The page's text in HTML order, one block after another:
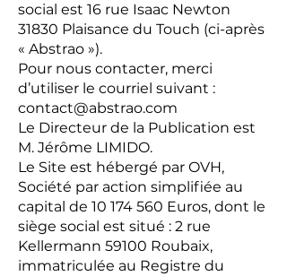
social est 16 rue Isaac Newton
31830 Plaisance du Touch (ci-après
« Abstrao »).
Pour nous contacter, merci
d’utiliser le courriel suivant :
contact@abstrao.com
Le Directeur de la Publication est
M. Jérôme LIMIDO.
Le Site est hébergé par OVH,
Société par action simplifiée au
capital de 10 174 560 Euros, dont le
siège social est situé : 2 rue
Kellermann 59100 Roubaix,
immatriculée au Registre du